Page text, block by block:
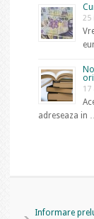
25
17
adreseaza in
Informare